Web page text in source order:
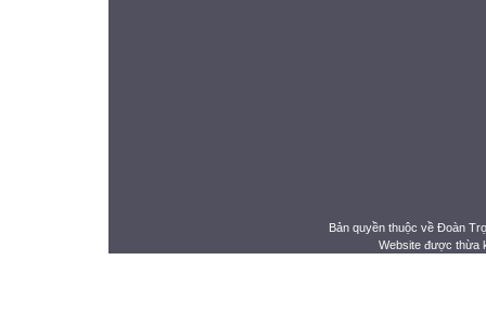
Bản quyền thuộc về Đoàn
Website được thừa